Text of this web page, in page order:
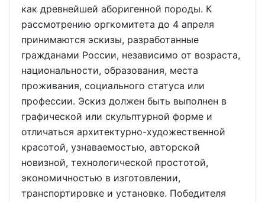
как древнейшей аборигенной породы. К
рассмотрению оргкомитета до 4 апреля
принимаются эскизы, разработанные
гражданами России, независимо от возраста,
национальности, образования, места
проживания, социального статуса или
профессии. Эскиз должен быть выполнен в
графической или скульптурной форме и
отличаться архитектурно-художественной
красотой, узнаваемостью, авторской
новизной, технологической простотой,
экономичностью в изготовлении,
транспортировке и установке. Победителя